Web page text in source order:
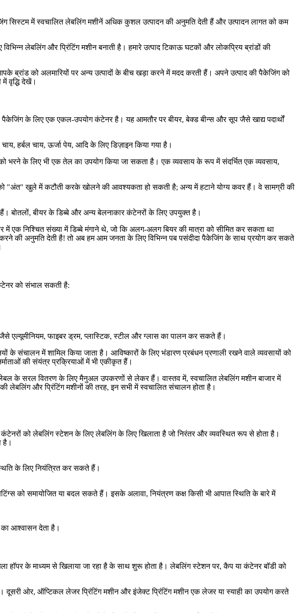
सिस्टम में स्वचालित लेबलिंग मशीनें अधिक कुशल उत्पादन की अनुमति देती हैं और उत्पादन लागत को कम
लेबलिंग और प्रिंटिंग मशीन बनाती है। हमारे उत्पाद टिकाऊ घटकों और लोकप्रिय ब्रांडों की
को अलमारियों पर अन्य उत्पादों के बीच खड़ा करने में मदद करती हैं। अपने उत्पाद की पैकेजिंग को
वृद्धि देखें।
के लिए एक एकल-उपयोग कंटेनर है। यह आमतौर पर बीयर, बेक्ड बीन्स और सूप जैसे खाद्य पदार्थों
हर्बल चाय, ऊर्जा पेय, आदि के लिए डिज़ाइन किया गया है।
के लिए भी एक तेल का उपयोग किया जा सकता है। एक व्यवसाय के रूप में संदर्भित एक व्यवसाय,
"अंत" खुले में कटौती करके खोलने की आवश्यकता हो सकती है; अन्य में हटाने योग्य कवर हैं। वे सामग्री की
हैं। बोतलों, बीयर के डिब्बे और अन्य बेलनाकार कंटेनरों के लिए उपयुक्त है।
एक निश्चित संख्या में डिब्बे मंगाने थे, जो कि अलग-अलग बियर की मात्रा को सीमित कर सकता था
अनुमति देती है! तो अब हम आम जनता के लिए विभिन्न पब पसंदीदा पैकेजिंग के साथ प्रयोग कर सकते
को संभाल सकती है:
एल्यूमीनियम, फाइबर ड्रम, प्लास्टिक, स्टील और ग्लास का पालन कर सकते हैं।
के संचालन में शामिल किया जाता है। आविष्कारों के लिए भंडारण प्रबंधन प्रणाली रखने वाले व्यवसायों को
की संयंत्र प्रक्रियाओं में भी एकीकृत हैं।
के सरल वितरण के लिए मैनुअल उपकरणों से लेकर हैं। वास्तव में, स्वचालित लेबलिंग मशीन बाजार में
और प्रिंटिंग मशीनों की तरह, इन सभी में स्वचालित संचालन होता है।
को लेबलिंग स्टेशन के लिए लेबलिंग के लिए खिलाता है जो निरंतर और व्यवस्थित रूप से होता है।
है।
के लिए नियंत्रित कर सकते हैं।
को समायोजित या बदल सकते हैं। इसके अलावा, नियंत्रण कक्ष किसी भी आपात स्थिति के बारे में
आश्वासन देता है।
हॉपर के माध्यम से खिलाया जा रहा है के साथ शुरू होता है। लेबलिंग स्टेशन पर, कैप या कंटेनर बॉडी को
ओर, ऑप्टिकल लेजर प्रिंटिंग मशीन और इंजेक्ट प्रिंटिंग मशीन एक लेजर या स्याही का उपयोग करते